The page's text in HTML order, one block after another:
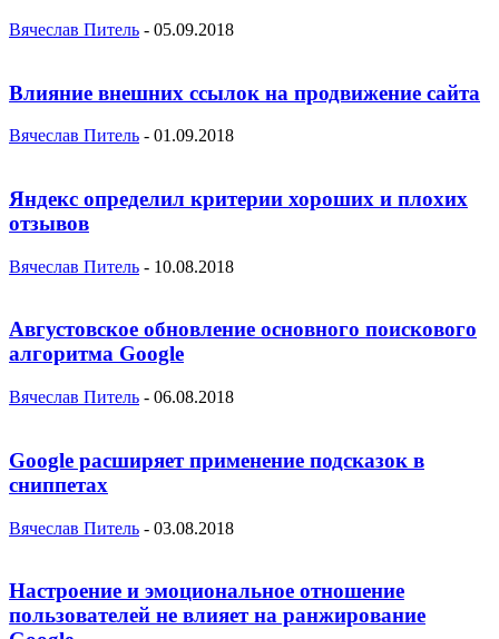
Вячеслав Питель - 05.09.2018
Влияние внешних ссылок на продвижение сайта
Вячеслав Питель - 01.09.2018
Яндекс определил критерии хороших и плохих
отзывов
Вячеслав Питель - 10.08.2018
Августовское обновление основного поискового
алгоритма Google
Вячеслав Питель - 06.08.2018
Google расширяет применение подсказок в
сниппетах
Вячеслав Питель - 03.08.2018
Настроение и эмоциональное отношение
пользователей не влияет на ранжирование